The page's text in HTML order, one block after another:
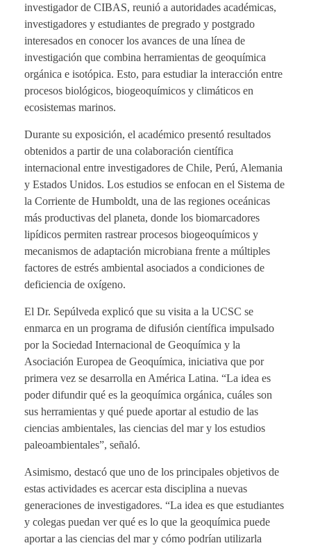
investigador de CIBAS, reunió a autoridades académicas,
investigadores y estudiantes de pregrado y postgrado
interesados en conocer los avances de una línea de
investigación que combina herramientas de geoquímica
orgánica e isotópica. Esto, para estudiar la interacción entre
procesos biológicos, biogeoquímicos y climáticos en
ecosistemas marinos.
Durante su exposición, el académico presentó resultados
obtenidos a partir de una colaboración científica
internacional entre investigadores de Chile, Perú, Alemania
y Estados Unidos. Los estudios se enfocan en el Sistema de
la Corriente de Humboldt, una de las regiones oceánicas
más productivas del planeta, donde los biomarcadores
lipídicos permiten rastrear procesos biogeoquímicos y
mecanismos de adaptación microbiana frente a múltiples
factores de estrés ambiental asociados a condiciones de
deficiencia de oxígeno.
El Dr. Sepúlveda explicó que su visita a la UCSC se
enmarca en un programa de difusión científica impulsado
por la Sociedad Internacional de Geoquímica y la
Asociación Europea de Geoquímica, iniciativa que por
primera vez se desarrolla en América Latina. “La idea es
poder difundir qué es la geoquímica orgánica, cuáles son
sus herramientas y qué puede aportar al estudio de las
ciencias ambientales, las ciencias del mar y los estudios
paleoambientales”, señaló.
Asimismo, destacó que uno de los principales objetivos de
estas actividades es acercar esta disciplina a nuevas
generaciones de investigadores. “La idea es que estudiantes
y colegas puedan ver qué es lo que la geoquímica puede
aportar a las ciencias del mar y cómo podrían utilizarla